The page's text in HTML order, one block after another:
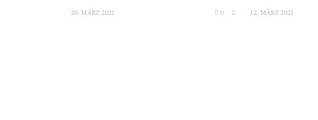
26. MÄRZ 2021 0 2 12. MÄRZ 2021